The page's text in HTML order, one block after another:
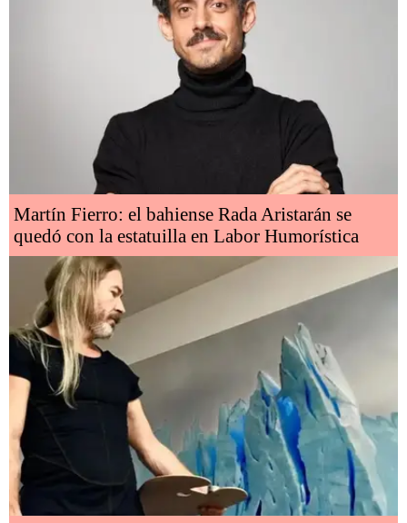
Martín Fierro: el bahiense Rada Aristarán se
quedó con la estatuilla en Labor Humorística